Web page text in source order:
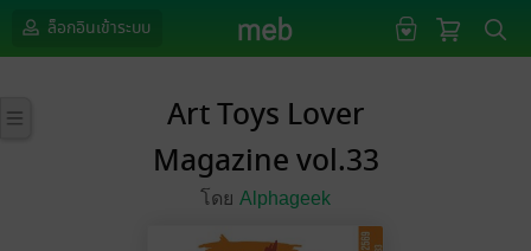
ล็อกอินเข้าระบบ
Art Toys Lover
Magazine vol.33
โดย Alphageek